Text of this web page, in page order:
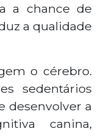
a chance de
a qualidade
o cérebro.
sedentários
desenvolver a
canina,